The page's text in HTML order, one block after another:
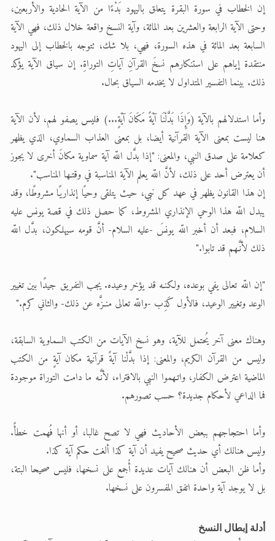
إن الخطاب في سورة البقرة يتعلق باليهود بَدْءًا من الآية الحادية والأربعين،
وحتى الآية الرابعة والعشرين بعد المائة، وآية النسخ واقعة خلال ذلك، فهي الآية
السابعة بعد المائة في هذه السورة، فهي، بلا شك، تتوجه بالخطاب إلى اليهود
منتقدة إياهم على استنكارهم نسخَ القرآنِ آياتِ التوراةِ. إن سياق الآية يؤكد
ذلك. بينما التفسير المتداول لا يخدمه السياق بحال.
وأما استدلالهم بالآية (وَإِذَا بَدَّلْنَا آيَةً مَكَانَ آيَةٍ...) فليس يصفو لهم، لأن الآية
هنا ليست بمعنى الآية القرآنية أيضا، بل بمعنى العذاب السماوي، الذي يظهر
كعلامة على صدق النبي، والمعنى: "إذا بدَّل اللّه آية سماوية مكانَ أخرى لا يجوز
أن يعترض أحد على ذلك، لأنَّ اللّه يعلم الآية المناسبة في وقتـها المناسب".
إن هذا القانون يظهر في عهد كل نبي، حيث يتلقى وحيًا إنذاريًا مشروطًا، وقد
يبدل اللّه هذا الوحي الإنذاري المشروط، كما حصل ذلك في قصة يونس عليه
السلام، فبعد أن أخبر اللّه يونسَ -عليه السلام- أنَّ قومه سيهلكون، بدَّل اللّه
ذلك لأنَّـهم قد تابوا."
"إن اللّه تعالى يفي بوعده، ولكنـه قد يؤخر وعيده. يجب التفريق جيدًا بين تغيير
الوعد وتغيير الوعيد، فالأول كَذِب -واللّه تعالى منـزَّه عن ذلك- والثاني كرم."
وهناك معنى آخر يُحتمل للآية، وهو نسخ الآيات من الكتب السماوية السابقة،
وليس من القرآن الكريم، والمعنى: إذا بدَّلْنا آيةً قرآنية مكان آيةٍ من الكتب
الماضية اعترض الكفار، واتـهموا النبي بالافتراء، لأنَّـه ما دامت التوراة موجودة
فما الداعي لأحكام جديدة؟ حسب تصورهم.
وأما احتجاجهم ببعض الأحاديث فهي لا تصح غالبا، أو أنها فُهمت خطأً.
وليس هنالك أي حديث صحيح يفيد أن آية كذا ألغت حكم آية كذا.
وأما ظن البعض أن هنالك آيات عديدة أُجمع على نسخها، فليس صحيحا البتة،
بل لا يوجد آية واحدة اتفق المفسرون على نسخها.
أدلة إبطال النسخ